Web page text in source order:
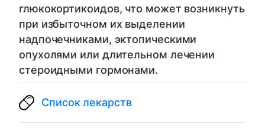
глюкокортикоидов, что может возникнуть
при избыточном их выделении
надпочечниками, эктопическими
опухолями или длительном лечении
стероидными гормонами.
Список лекарств